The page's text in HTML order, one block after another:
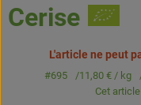
Cerise
L'article ne peut
#695 11,80 € / kg
Cet